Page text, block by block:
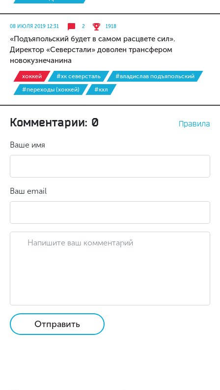
08 ИЮЛЯ 2019 12:31 2 1918
«Подъяпольский будет в самом расцвете сил».
Директор «Северстали» доволен трансфером
новокузнечанина
хоккей #хк северсталь
#владислав подъяпольский
#переходы (хоккей)
#кхл
Комментарии: 0 Правила
Ваше имя
Ваш email
Отправить